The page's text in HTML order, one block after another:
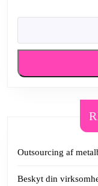
Outsourcing af
Beskyt din